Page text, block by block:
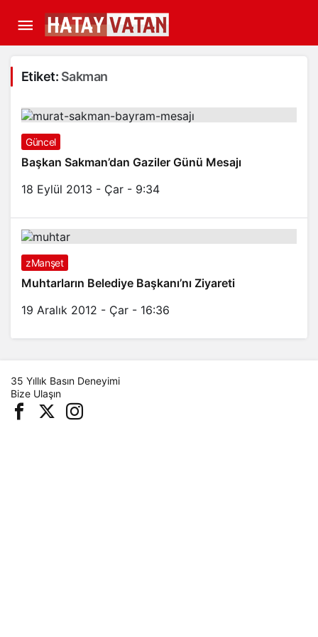
Etiket: Sakman
Güncel
Başkan Sakman’dan Gaziler Günü Mesajı
18 Eylül 2013 - Çar - 9:34
zManşet
Muhtarların Belediye Başkanı’nı Ziyareti
19 Aralık 2012 - Çar - 16:36
35 Yıllık Basın Deneyimi
Bize Ulaşın